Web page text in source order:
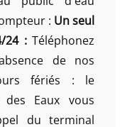
: Un seul
24 :Téléphonez
de nos
fériés : le
Eaux vous
du terminal